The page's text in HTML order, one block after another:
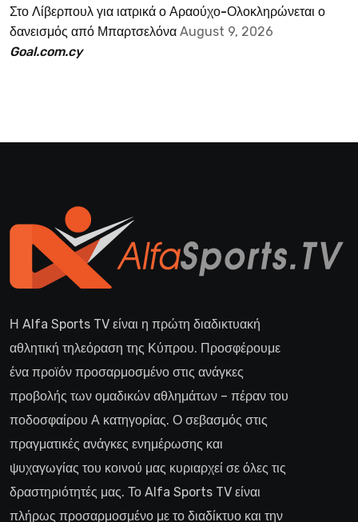
Στο Λίβερπουλ για ιατρικά ο Αραούχο-Ολοκληρώνεται ο
δανεισμός από Μπαρτσελόνα August 9, 2026
Goal.com.cy
Η Alfa Sports TV είναι η πρώτη διαδικτυακή
αθλητική τηλεόραση της Κύπρου. Προσφέρουμε
ένα προϊόν προσαρμοσμένο στις ανάγκες
προβολής των ομαδικών αθλημάτων – πέραν του
ποδοσφαίρου Α κατηγορίας. Ο σεβασμός στις
πραγματικές ανάγκες ενημέρωσης και
ψυχαγωγίας του κοινού μας κυριαρχεί σε όλες τις
δραστηριότητές μας. Το Alfa Sports TV είναι
πλήρως προσαρμοσμένο με το διαδίκτυο και την